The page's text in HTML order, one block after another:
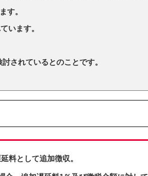
す。
います。
されているとのことです。
料として追加徴収。